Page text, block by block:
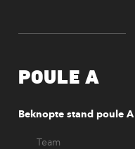
POULE A
Beknopte stand poule A
Team